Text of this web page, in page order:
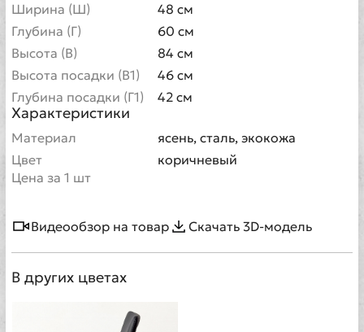
Ширина (Ш)
48 см
Глубина (Г)
60 см
Высота (В)
84 см
Высота посадки (В1)
46 см
Глубина посадки (Г1)
42 см
Характеристики
Материал
ясень, сталь, экокожа
Цвет
коричневый
Цена за 1 шт
Видеообзор на товар Скачать 3D-модель
В других цветах